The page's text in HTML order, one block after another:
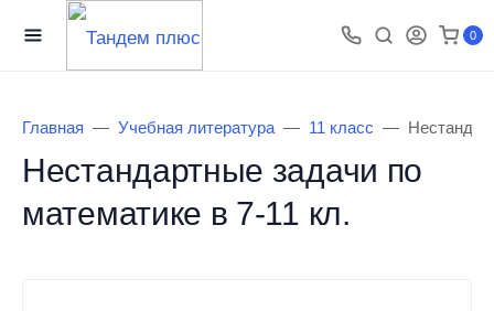
0
Главная Учебная литература 11 класс
Нестандартные задачи по
математике в 7-11 кл.